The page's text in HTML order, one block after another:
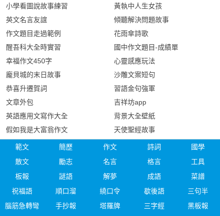
小學看圖說故事練習
英文名言友誼
作文題目走過範例
醒吾科大全時實習
幸福作文450字
龐貝城的末日故事
恭喜升遷賀詞
文章外包
英語應用文寫作大全
假如我是大富翁作文
黃執中人生女孩
傾聽解決問題故事
花雨傘詩歌
國中作文題目-成績單
心靈感應玩法
沙雕文案短句
習語金句強軍
吉祥坊app
背景大全壁紙
天使聖經故事
範文 簡歷 作文 詩詞
國學
散文
勵志 名言 格言
工具
板報
謎語 解夢 成語
菜譜
祝福語
順口溜 繞口令 歇後語
三句半
腦筋急轉彎
手抄報 塔羅牌 三字經 黑板報